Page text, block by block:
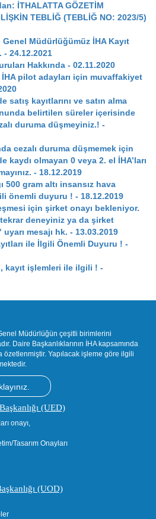
İTHALATTA GÖZETİM
TEBLİĞ (TEBLİĞ NO: 2023/5)
Genel Müdürlüğümüz İHA Kayıt
- 24.12.2021
Hakkında - 02.11.2020
pilot adayları için muvaffakiyet
satış kayıtlarını ve satın alma
belirtilen süreler içerisinde
duruma düşmeyiniz.! -
cezalı duruma düşmemek için
kaydı olmayan 0 veya 2. el İHA’ları
- 18.12.2019
500 gram altı insansız hava
önemli duyuru ! - 18.12.2019
için şirket onayı bekleniyor.
deneyiniz ya da şirket
mesajı hk. - 13.03.2019
ile İlgili Önemli Duyuru ! -
kayıt işlemleri ile ilgili ! -
Müdürlüğün çeşitli birimlerini
Daire Başkanlıklarının İHA kapsamında
özetlenmiştir. Yapılacak işleme göre ilgili
(UED)
onayı,
Tasarım Onayları
(UOD)